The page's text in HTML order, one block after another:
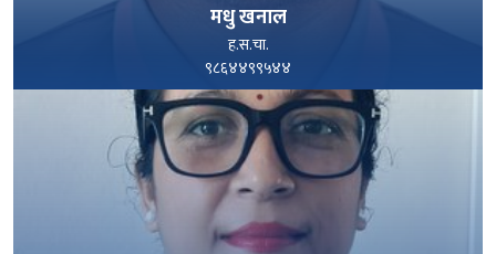
मधु खनाल
ह.स.चा.
९८६४४९९५४४
पूरा हेर्नुहोस्